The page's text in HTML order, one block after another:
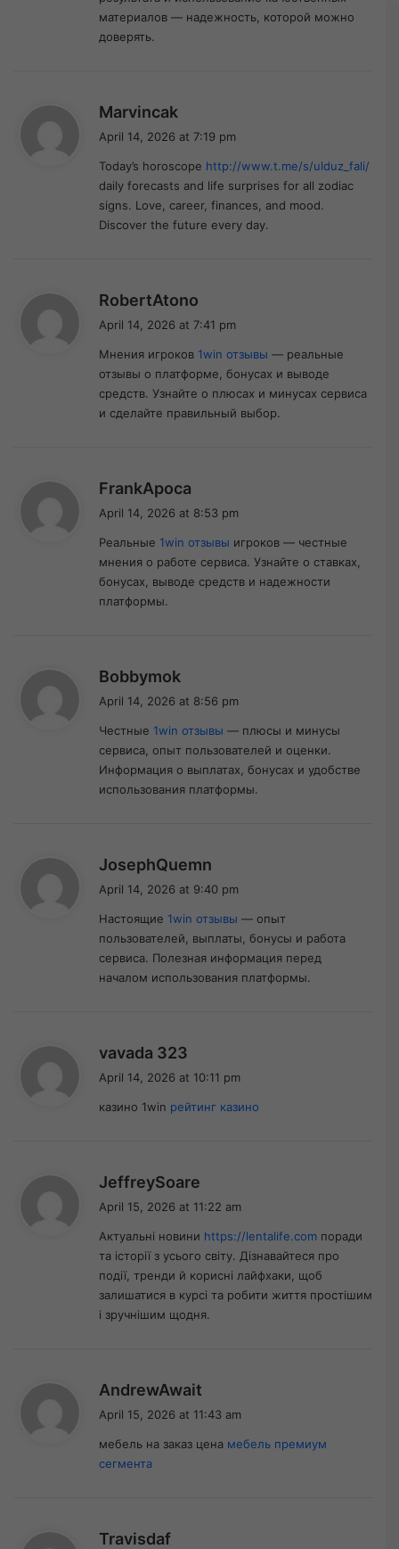
материалов — надежность, которой можно
доверять.
Marvincak
s
:
April 14, 2026 at 7:19 pm
Today’s horoscope http://www.t.me/s/ulduz_fali/
daily forecasts and life surprises for all zodiac
signs. Love, career, finances, and mood.
Discover the future every day.
RobertAtono
s
:
April 14, 2026 at 7:41 pm
Мнения игроков 1win отзывы — реальные
отзывы о платформе, бонусах и выводе
средств. Узнайте о плюсах и минусах сервиса
и сделайте правильный выбор.
FrankApoca
s
:
April 14, 2026 at 8:53 pm
Реальные 1win отзывы игроков — честные
мнения о работе сервиса. Узнайте о ставках,
бонусах, выводе средств и надежности
платформы.
Bobbymok
s
April 14, 2026 at 8:56 pm
Честные 1win отзывы — плюсы и минусы
сервиса, опыт пользователей и оценки.
Информация о выплатах, бонусах и удобстве
использования платформы.
JosephQuemn
s
:
April 14, 2026 at 9:40 pm
Настоящие 1win отзывы — опыт
пользователей, выплаты, бонусы и работа
сервиса. Полезная информация перед
началом использования платформы.
vavada 323
s
April 14, 2026 at 10:11 pm
казино 1win рейтинг казино
JeffreySoare
s
April 15, 2026 at 11:22 am
Актуальні новини https://lentalife.com поради
та історії з усього світу. Дізнавайтеся про
події, тренди й корисні лайфхаки, щоб
залишатися в курсі та робити життя простішим
і зручнішим щодня.
AndrewAwait
s
April 15, 2026 at 11:43 am
мебель на заказ цена мебель премиум
сегмента
Travisdaf